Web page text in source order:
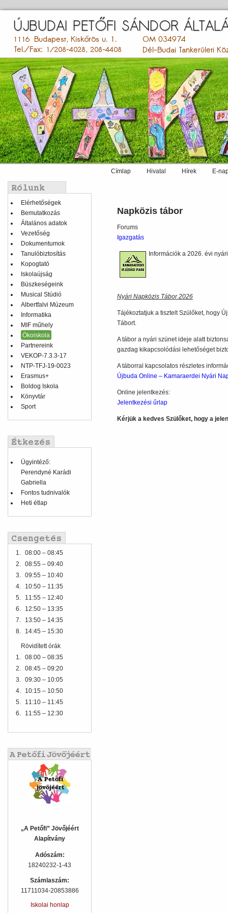
tartalomra
menu
Címlap Hivatal Hírek E-
Balmenü
Elérhetőségek
Bemutatkozás
Általános adatok
Vezetőség
Dokumentumok
Tanulóbiztosítás
Kopogtató
Iskolaújság
Büszkeségeink
Musical Stúdió
Albertfalvi Múzeum
Informatika
MIF műhely
Ökoiskola
Partnereink
VEKOP-7.3.3-17
NTP-TFJ-19-0023
Erasmus+
Boldog Iskola
Könyvtár
Sport
Ügyintéző:
Perendyné Karádi
Gabriella
Fontos tudnivalók
Heti étlap
1. 08:00 – 08:45
2. 08:55 – 09:40
3. 09:55 – 10:40
4.
10:50 – 11:35
5.
11:55 – 12:40
6.
12:50 – 13:35
7.
13:50 – 14:35
8.
14:45 – 15:30
Rövidített órák
1. 08:00 – 08:35
2. 08:45 – 09:20
3. 09:30 – 10:05
4.
10:15 – 10:50
5.
11:10 – 11:45
6.
11:55 – 12:30
„A Petőfi” Jövőjéért
Alapítvány
Adószám:
18240232-1-43
Számlaszám:
11711034-20853886
Iskolai honlap
Napközis tábor
Forums
Igazgatás
Információk a 2026. évi
Nyári Napközis Tábor 2026
Tájékoztatjuk a tisztelt Szülőket, hogy
Tábort.
A tábor a nyári szünet ideje alatt
gazdag kikapcsolódási lehetőséget
A táborral kapcsolatos részletes
Újbuda Online – Kamaraerdei Nyári
Online jelentkezés:
Jelentkezési űrlap
Kérjük a kedves Szülőket, hogy a